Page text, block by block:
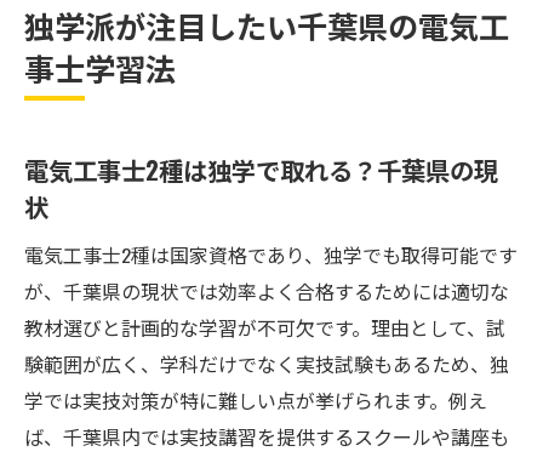
独学派が注目したい千葉県の電気工
事士学習法
電気工事士2種は独学で取れる？千葉県の現
状
電気工事士2種は国家資格であり、独学でも取得可能です
が、千葉県の現状では効率よく合格するためには適切な
教材選びと計画的な学習が不可欠です。理由として、試
験範囲が広く、学科だけでなく実技試験もあるため、独
学では実技対策が特に難しい点が挙げられます。例え
ば、千葉県内では実技講習を提供するスクールや講座も